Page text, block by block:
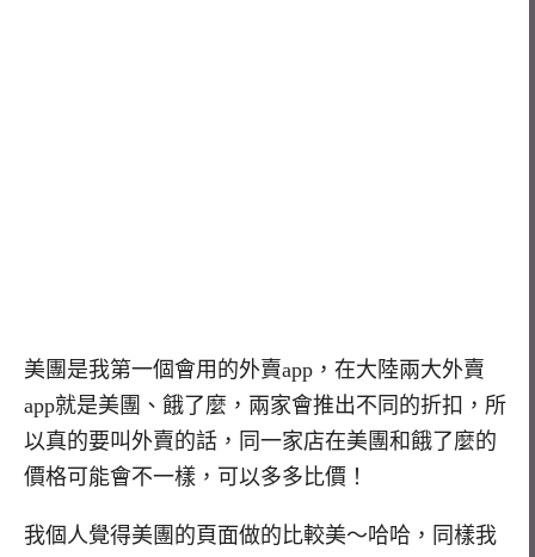
美團是我第一個會用的外賣app，在大陸兩大外賣
app就是美團、餓了麼，兩家會推出不同的折扣，所
以真的要叫外賣的話，同一家店在美團和餓了麼的
價格可能會不一樣，可以多多比價！
我個人覺得美團的頁面做的比較美～哈哈，同樣我